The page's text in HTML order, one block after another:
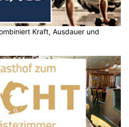
Kraft, Ausdauer und